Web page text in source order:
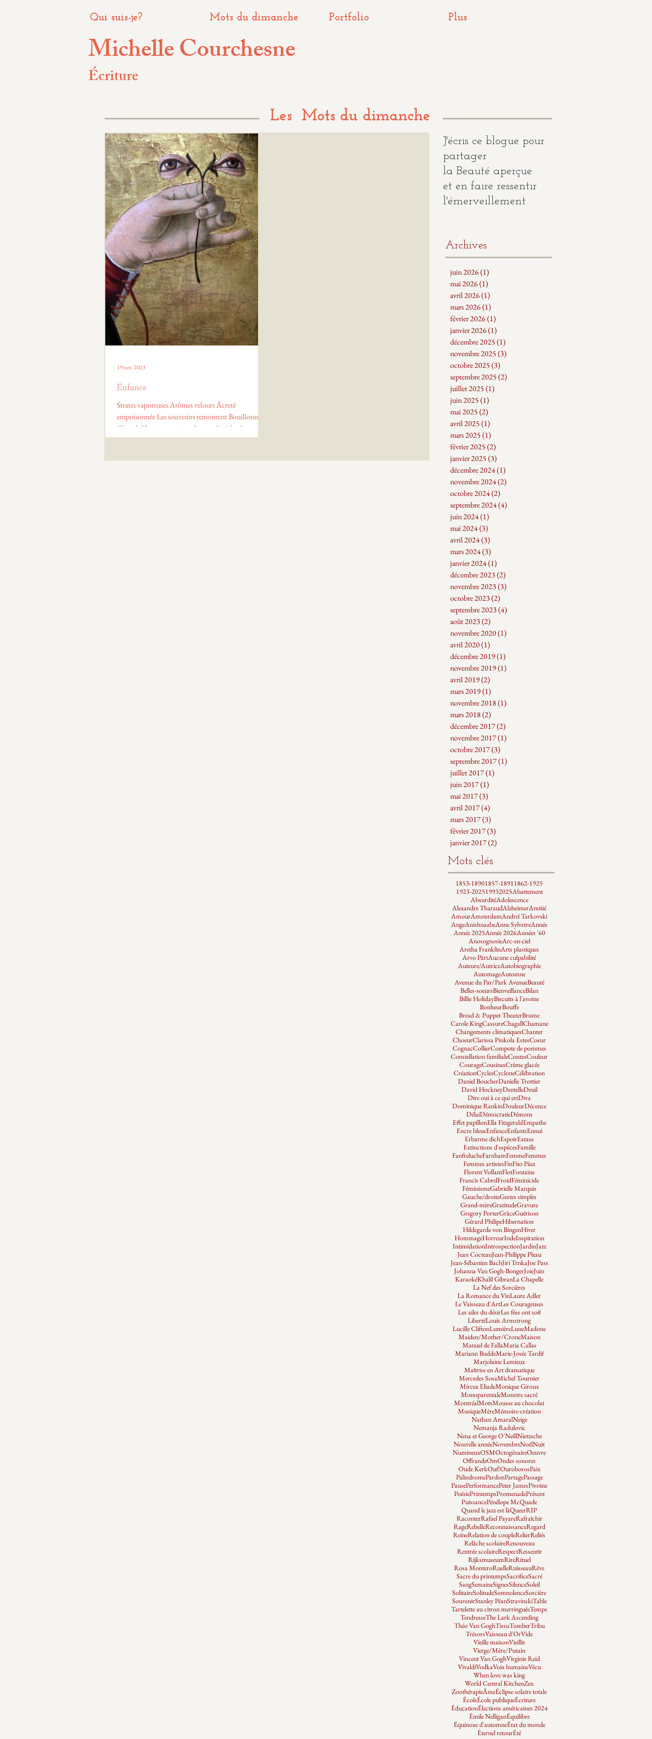
Qui suis-je? Mots du dimanche Portfolio Plus
Michelle Courchesne
Écriture
Les Mots du dimanche
Enfance
Strates vaporeuses Arômes velours Âcreté
empoisonnée Les souvenirs remontent Bouillonnants
Glacials Vertiges verticaux Le moulin à hacher...
19 nov. 2023
J'écris ce blogue pour
partager
la Beauté aperçue
et en faire ressentir
l'émerveillement.
Archives
juin 2026(1)
mai 2026(1)
avril 2026(1)
mars 2026(1)
février 2026(1)
janvier 2026(1)
décembre 2025(1)
novembre 2025(3)
octobre 2025(3)
septembre 2025(2)
juillet 2025(1)
juin 2025(1)
mai 2025(2)
avril 2025(1)
mars 2025(1)
février 2025(2)
janvier 2025(3)
décembre 2024(1)
novembre 2024(2)
octobre 2024(2)
septembre 2024(4)
juin 2024(1)
mai 2024(3)
avril 2024(3)
mars 2024(3)
janvier 2024(1)
décembre 2023(2)
novembre 2023(3)
octobre 2023(2)
septembre 2023(4)
août 2023(2)
novembre 2020(1)
avril 2020(1)
décembre 2019(1)
novembre 2019(1)
avril 2019(2)
mars 2019(1)
novembre 2018(1)
mars 2018(2)
décembre 2017(2)
novembre 2017(1)
octobre 2017(3)
septembre 2017(1)
juillet 2017(1)
juin 2017(1)
mai 2017(3)
avril 2017(4)
mars 2017(3)
février 2017(3)
janvier 2017(2)
Mots clés
1853-18901857-18911862-1925
1923-202519932025Abattement
AbsurditéAdolescence
Alexandre TharaudAlzheimerAmitié
AmourAmsterdamAndreï Tarkovski
AngeAnishnaabeAnne SylvstreAnnée
Année 2025Année 2026Années '60
AnosognosieArc-en-ciel
Aretha FranklinArts plastiques
Arvo PärtAucune culpabilité
Auteure/AutriceAutobiographie
AutomageAutomne
Avenue du Par/Park AvenueBeauté
Belles-soeursBienveillanceBilan
Billie HolidayBiscuits à l'avoine
BonheurBouffe
Bread & Puppet TheaterBrume
Carole KingCassureChagallChamane
Changements climatiquesChanter
ChoeurClarissa Pinkola EstesCoeur
CognacCollierCompote de pommes
Constellation familialeContesCouleur
CourageCousinesCrème glacée
CréationCyclesCycloneCélébration
Daniel BoucherDanielle Trottier
David HockneyDentelleDeuil
Dire oui à ce qui estDiva
Dominique RankinDouleurDécence
DélaiDémocratieDémons
Effet papillonElla FitzgeraldEmpathe
Encre bleueEnfanceEnfantsEnnui
Erbarme dichEspoirExtase
Extinctions d'espècesFamille
FanfrelucheFarnhamFemmeFemmes
Femmes artistesFinFito Páez
Florent VollantFlotFontaine
Francis CabrelFroidFéminicide
FéminismeGabrielle Marquis
Gauche/droiteGestes simples
Grand-mèreGratitudeGravure
Gregory PorterGrâceGuérison
Gérard PhilipeHibernation
Hildegarde von BingenHiver
HommageHorreurIndeInspiration
IntimidationIntrospectionJardinJazz
Jean CocteauJean-Philippe Pleau
Jean-Sébastien BachJiri TrnkaJoe Pass
Johanna Van Gogh-BongerJoieJuin
KaraokéKhalil GibranLa Chapelle
La Nef des Sorcières
La Romance du VinLaure Adler
Le Vaisseau d'ArtLes Courageuses
Les ailes du désirLes fées ont soif
LibertéLouis Armstrong
Lucille CliftonLumièreLuneMadone
Maiden/Mother/CroneMaison
Manuel de FallaMaria Callas
Mariann BuddeMarie-Josée Tardif
Marjolaine Lemieux
Maîtrise en Art dramatique
Mercedes SosaMichel Tournier
Mircea EliadeMonique Giroux
MonoparentaleMonstre sacré
MontréalMotsMousse au chocolat
MusiqueMèreMémoire-création
Nathan AmaralNeige
Nemanja Radulovic
Nena et George O'NeillNietzsche
Nouvelle annéeNovembreNoëlNuit
NumineuxOSMOctogénaireOeuvre
OffrandeOmOndes sonores
Oude KerkOuf!OuroborosPaix
PalindromePardonPartagePassage
PausePerformancePeter JamesPivoine
PoésiePrintempsPromenadePrésent
PuissancePénélope McQuade
Quand le jazz est làQueerRIP
RaconterRafael PayareRafraîchir
RageRebelleReconnaissanceRegard
ReineRelation de coupleRelierReliés
Relâche scolaireRenouveau
Rentrée scolaireRespectRessentir
RijksmuseumRireRituel
Rosa MonteroRuelleRuisseauRêve
Sacre du printempsSacrificeSacré
SangSemaineSignesSilenceSoleil
SolitaireSolitudeSomnolenceSorcière
SouvenirStanley PéanStravinskiTable
Tartelette au citron merringuéeTemps
TendresseThe Lark Ascending
Théo Van GoghTissuTomberTribu
TrésorsVaisseau d'OrVide
Vieille maisonVieillir
Vierge/Mère/Putain
Vincent Van GoghVirginie Reid
VivaldiVodkaVoix humaineVécu
When love was king
World Central KitchenZen
ZoothérapieÂmeÉclipse solaire totale
ÉcoleÉcole publiqueÉcriture
ÉducationÉlections américaines 2024
Émile NelliganÉquilibre
Équinoxe d'automneÉtat du monde
Éternel retourÉté